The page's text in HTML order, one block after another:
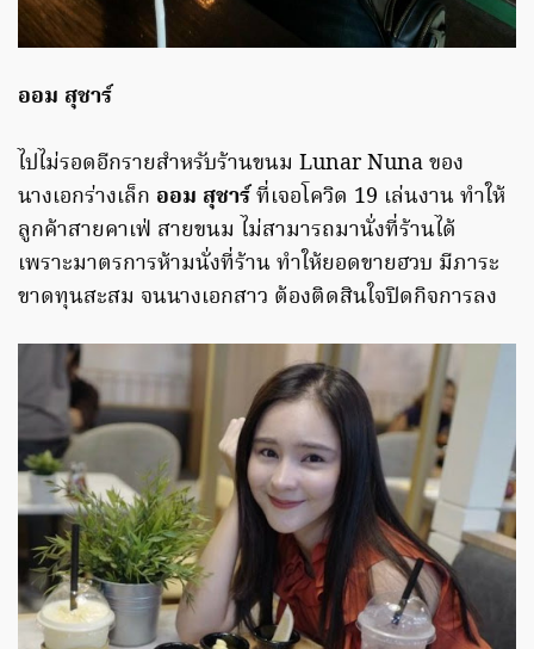
ออม สุชาร์
ไปไม่รอดอีกรายสำหรับร้านขนม Lunar Nuna ของ
นางเอกร่างเล็ก ออม สุชาร์ที่เจอโควิด 19 เล่นงาน ทำให้
ลูกค้าสายคาเฟ่ สายขนม ไม่สามารถมานั่งที่ร้านได้
เพราะมาตรการห้ามนั่งที่ร้าน ทำให้ยอดขายฮวบ มีภาระ
ขาดทุนสะสม จนนางเอกสาว ต้องติดสินใจปิดกิจการลง